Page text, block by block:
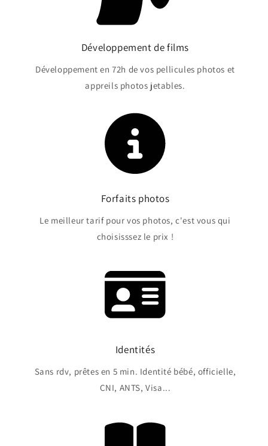
Développement de films
Développement en 72h de vos pellicules photos et
appreils photos jetables.
Forfaits photos
Le meilleur tarif pour vos photos, c'est vous qui
choisisssez le prix !
Identités
Sans rdv, prêtes en 5 min. Identité bébé, officielle,
CNI, ANTS, Visa...